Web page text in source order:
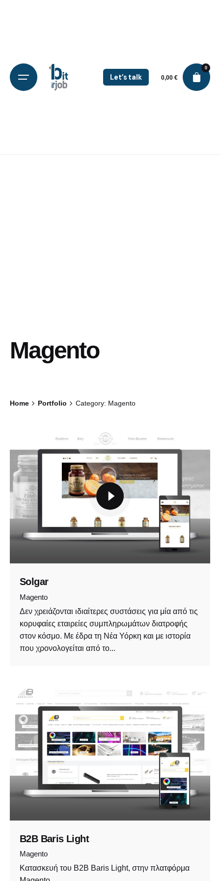
Let’s talk 0,00€
0
Magento
Home Portfolio Category: Magento
Solgar
Magento
Δεν χρειάζονται ιδιαίτερες συστάσεις για μία από τις
κορυφαίες εταιρείες συμπληρωμάτων διατροφής
στον κόσμο. Με έδρα τη Νέα Υόρκη και με ιστορία
που χρονολογείται από το...
B2B Baris Light
Magento
Κατασκευή του B2B Baris Light, στην πλατφόρμα